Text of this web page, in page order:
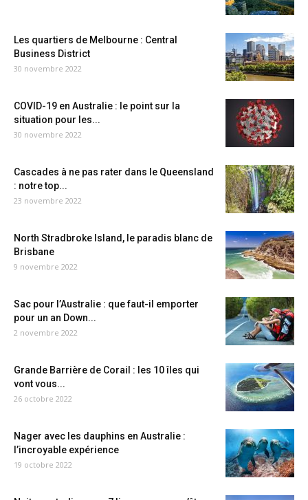
Les quartiers de Melbourne : Central
Business District
30 novembre 2022
COVID-19 en Australie : le point sur la
situation pour les...
30 novembre 2022
Cascades à ne pas rater dans le Queensland
: notre top...
23 novembre 2022
North Stradbroke Island, le paradis blanc de
Brisbane
9 novembre 2022
Sac pour l’Australie : que faut-il emporter
pour un an Down...
2 novembre 2022
Grande Barrière de Corail : les 10 îles qui
vont vous...
26 octobre 2022
Nager avec les dauphins en Australie :
l’incroyable expérience
19 octobre 2022